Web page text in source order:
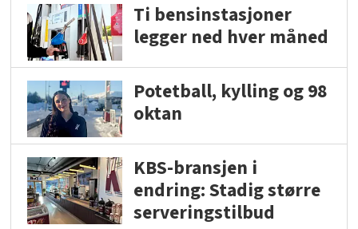
Ti bensinstasjoner
legger ned hver måned
Potetball, kylling og 98
oktan
KBS-bransjen i
endring: Stadig større
serveringstilbud